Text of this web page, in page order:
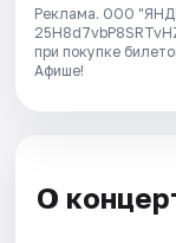
Реклама. ООО
при покупке
Афише!
О